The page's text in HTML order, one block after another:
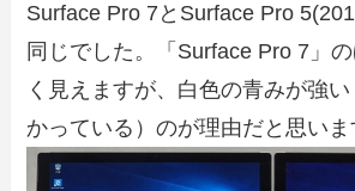
Surface Pro 7とSurface Pro
同じでした。「Surface Pro 7」
く見えますが、白色の青みが強
かっている）のが理由だと思いま